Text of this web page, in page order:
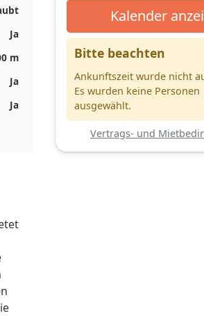
Ja
m
Ja
Ja
Kalender
Bitte beachten
Ankunftszeit wurde nicht
Es wurden keine Personen
ausgewählt.
Vertrags- und